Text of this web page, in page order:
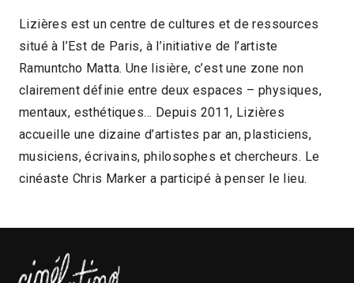
Lizières est un centre de cultures et de ressources
situé à l’Est de Paris, à l’initiative de l’artiste
Ramuntcho Matta. Une lisière, c’est une zone non
clairement définie entre deux espaces – physiques,
mentaux, esthétiques… Depuis 2011, Lizières
accueille une dizaine d’artistes par an, plasticiens,
musiciens, écrivains, philosophes et chercheurs. Le
cinéaste Chris Marker a participé à penser le lieu.